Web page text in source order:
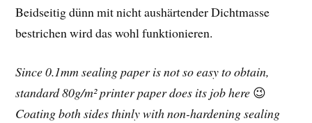
Beidseitig dünn mit nicht aushärtender Dichtmasse
bestrichen wird das wohl funktionieren.
Since 0.1mm sealing paper is not so easy to obtain,
standard 80g/m² printer paper does its job here 😉
Coating both sides thinly with non-hardening sealing